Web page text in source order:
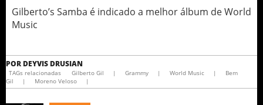
Gilberto’s Samba é indicado a melhor álbum de World
Music
POR DEYVIS DRUSIAN
TAGs relacionadas Gilberto Gil | Grammy | World Music |
Bem
Gil
| Moreno Veloso |